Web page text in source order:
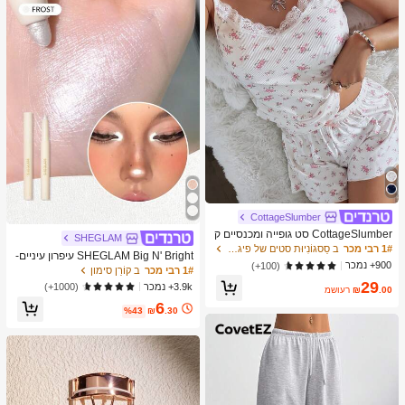
CottageSlumber
CottageSlumber סט גופייה ומכנסיים ק
צרים סרוגים עם שוליים נצנצים וקונטרס
ט תחרה
1# רבי מכר
900+ נמכר
(100+)
₪29.00 משוער
SHEGLAM
SHEGLAM Big N' Bright עיפרון עיניים-
Frost מותג יופי קוסמטיקה איפור לנשים ו
לנערות
1# רבי מכר
ב קוֹרֵן סימון
3.9k+ נמכר
(1000+)
₪6.30
%43